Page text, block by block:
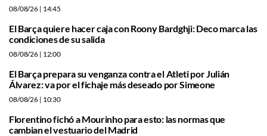
08/08/26 | 14:45
El Barça quiere hacer caja con Roony Bardghji: Deco marca las
condiciones de su salida
08/08/26 | 12:00
El Barça prepara su venganza contra el Atleti por Julián
Álvarez: va por el fichaje más deseado por Simeone
08/08/26 | 10:30
Florentino fichó a Mourinho para esto: las normas que
cambian el vestuario del Madrid